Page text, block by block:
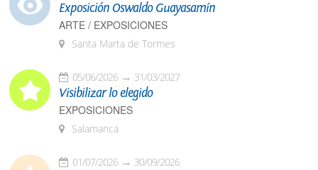
Exposición Oswaldo Guayasamín
ARTE / EXPOSICIONES
Santa Marta de Tormes
05/06/2026 31/03/2027
Visibilizar lo elegido
EXPOSICIONES
Salamanca
01/07/2026 30/09/2026